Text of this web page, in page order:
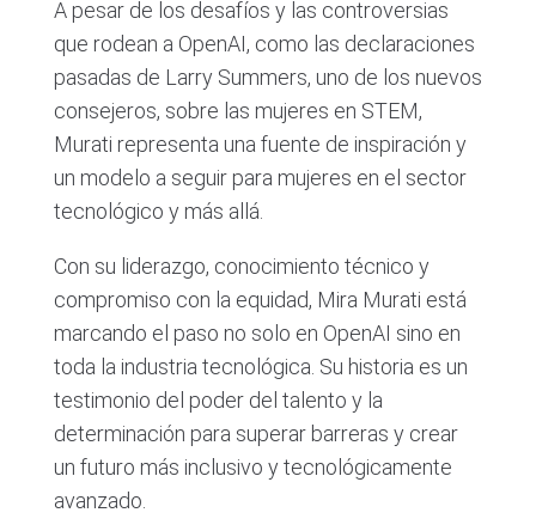
A pesar de los desafíos y las controversias
que rodean a OpenAI, como las declaraciones
pasadas de Larry Summers, uno de los nuevos
consejeros, sobre las mujeres en STEM,
Murati representa una fuente de inspiración y
un modelo a seguir para mujeres en el sector
tecnológico y más allá.
Con su liderazgo, conocimiento técnico y
compromiso con la equidad, Mira Murati está
marcando el paso no solo en OpenAI sino en
toda la industria tecnológica. Su historia es un
testimonio del poder del talento y la
determinación para superar barreras y crear
un futuro más inclusivo y tecnológicamente
avanzado.